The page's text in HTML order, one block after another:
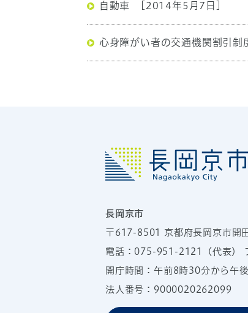
自動車 [2014年5月7日]
心身障がい者の交通機関割引制
長岡京市
〒617-8501 京都府長岡京市開
電話：075-951-2121 （代表）
開庁時間：午前8時30分から午
法人番号：9000020262099